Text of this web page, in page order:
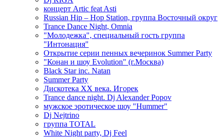
концерт Artic feat Asti
Russian Hip – Hop Station, группа Восточный округ
Trance Dance Night, Omnia
"Молодежка", специальный гость группа
"Интонация"
Открытие серии пенных вечеринок Summer Party
"Конан и шоу Evolution" (г.Москва)
Black Star inc. Natan
Summer Party
Дискотека ХХ века. Игорек
Trance dance night. Dj Alexander Popov
мужское эротическое шоу "Hummer"
Dj Nejtrino
группа TOTAL
White Night party, Dj Feel